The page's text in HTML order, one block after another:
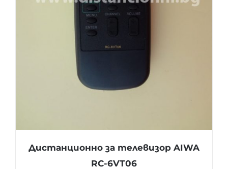
Дистанционно за телевизор AIWA
RC-6VT06